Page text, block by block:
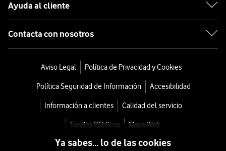
Ayuda al cliente
Contacta con nosotros
Aviso Legal Política de Privacidad y Cookies
Política Seguridad de Información Accesibilidad
Información a clientes Calidad del servicio
Fondos Públicos Mapa Web
Ya sabes... lo de las cookies